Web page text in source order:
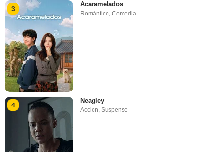
3
Acaramelados
Romántico,Comedia
4
Neagley
Acción ,Suspense